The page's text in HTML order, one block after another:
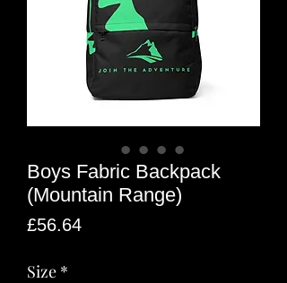
Boys Fabric Backpack
(Mountain Range)
£56.64ราคา
Size *